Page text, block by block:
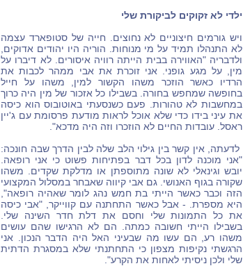
ילדי לא זקוקים לביקורת שלי
ויש גורמים חיצוניים לא נחוצים. חייה של סטופארד עצמה
לא התנהלו תמיד על מי מנוחות. הוריה היו יהודים אדוקים,
ולדבריה "האווירה בבית הייתה רוויה איסורים. לא דיברו על
מין, על מגע גופני. אני זוכרת את אבי ממהר לכבות את
הרדיו כאשר הוזכר משהו הקשור למין, משהו על חייל
בחופשה שמחפש בחורה. בשבילו כל אזכור של מין היה כרוך
במחשבות לא טהורות. פעם כשנסעתי באוטובוס הוא כיסה
את עיני בידו כדי שלא אוכל לראות מודעת פרסומת עם ג'יין
ראסל. עובדות החיים לא הוזכרו וזה היה מדכא".
לדעתה, אין קשר בין גילוי הלב שלה לבין הדרך שבה חונכה:
"אני מוכנה לדון בכל דבר בפתיחות פשוט כי אני רופאה.
יובש וגינאלי לא שונה מתוספתן או מדלקת שקדים. משהו
שקורה בגוף האנושי. גם אבי קיווה שאבחר במסלול המקצועי
הזה וכבר כאשר הייתי בת חמש נהג לומר שאהיה רופאה",
היא מספרת. - אבל כאשר התחתנה עם קווייקר, "אבי כיסה
את כל התמונות שלי וחסם את דלת חדר השינה שלי.
בשבילו הייתי חשובה כמתה. הם לא הרגישו שהם עושים
משהו רע, הם עשו מה שבעיני האל היה הדבר הנכון. אני
הרגשתי נקיפות מצפון כי התחתנתי שלא במסגרת הדתית
שלי ולכן ניסיתי לאחות את הקרע".